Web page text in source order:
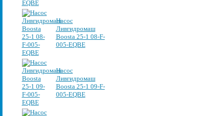
Насос
Ливгидромаш
Boosta 25-1 08-F-
005-EQBE
Насос
Ливгидромаш
Boosta 25-1 09-F-
005-EQBE